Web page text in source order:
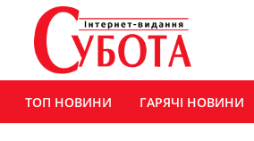
ТОП НОВИНИ ГАРЯЧІ НОВИНИ